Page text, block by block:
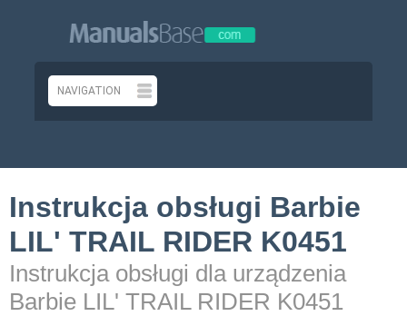
Instrukcja obsługi Barbie
LIL' TRAIL RIDER K0451
Instrukcja obsługi dla urządzenia
Barbie LIL' TRAIL RIDER K0451